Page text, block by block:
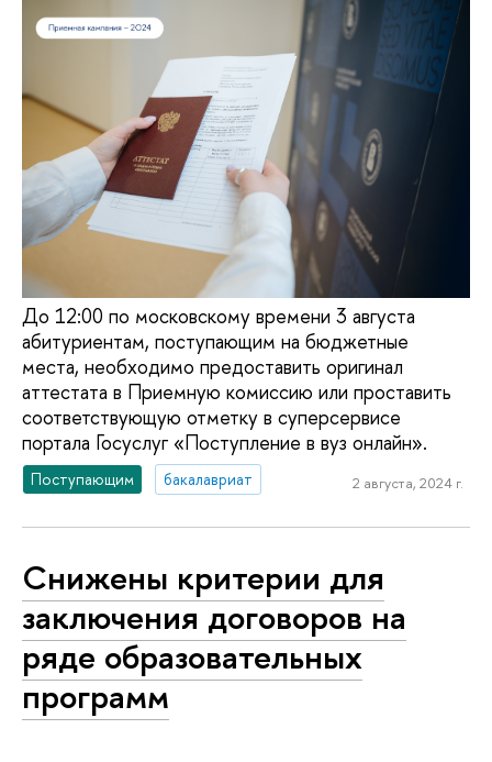
До 12:00 по московскому времени 3 августа
абитуриентам, поступающим на бюджетные
места, необходимо предоставить оригинал
аттестата в Приемную комиссию или проставить
соответствующую отметку в суперсервисе
портала Госуслуг «Поступление в вуз онлайн».
Поступающим бакалавриат 2 августа, 2024 г.
Снижены критерии для
заключения договоров на
ряде образовательных
программ